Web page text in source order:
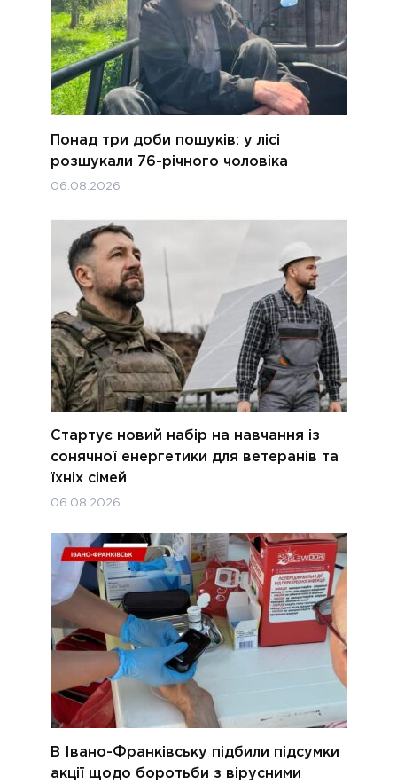
Понад три доби пошуків: у лісі
розшукали 76-річного чоловіка
06.08.2026
Стартує новий набір на навчання із
сонячної енергетики для ветеранів та
їхніх сімей
06.08.2026
В Івано-Франківську підбили підсумки
акції щодо боротьби з вірусними